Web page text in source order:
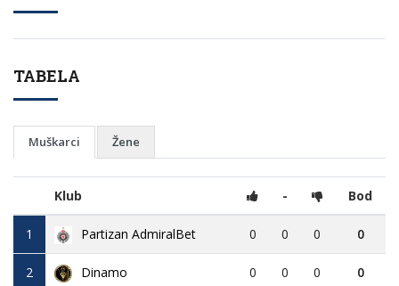
TABELA
Muškarci Žene
Klub - Bod
1 Partizan AdmiralBet 0 0 0 0
2 Dinamo 0 0 0 0